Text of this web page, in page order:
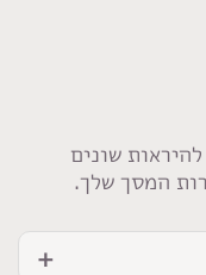
שונים
המסך שלך.